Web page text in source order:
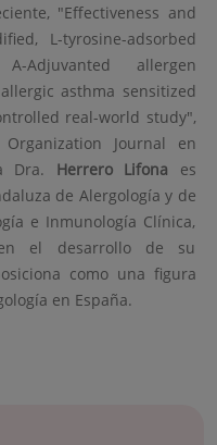
"Effectiveness and
L-tyrosine-adsorbed
Adjuvanted allergen
asthma sensitized
real-world study",
Journal en
Dra. Herrero Lifona es
de Alergología y de
e Inmunología Clínica,
el desarrollo de su
como una figura
en España.